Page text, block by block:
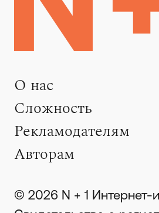
О нас
Сложность
Рекламодателям
Авторам
© 2026 N + 1 Интернет-